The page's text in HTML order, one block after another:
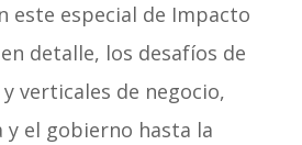
este especial de Impacto
detalle, los desafíos de
verticales de negocio,
y el gobierno hasta la